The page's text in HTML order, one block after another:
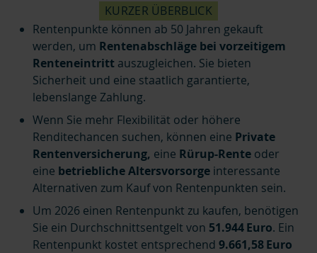
KURZER ÜBERBLICK
Rentenpunkte können ab 50 Jahren gekauft
werden, um Rentenabschläge bei vorzeitigem
Renteneintritt auszugleichen. Sie bieten
Sicherheit und eine staatlich garantierte,
lebenslange Zahlung.
Wenn Sie mehr Flexibilität oder höhere
Renditechancen suchen, können eine Private
Rentenversicherung, eine Rürup-Rente oder
eine betriebliche Altersvorsorge interessante
Alternativen zum Kauf von Rentenpunkten sein.
Um 2026 einen Rentenpunkt zu kaufen, benötigen
Sie ein Durchschnittsentgelt von 51.944 Euro. Ein
Rentenpunkt kostet entsprechend 9.661,58 Euro